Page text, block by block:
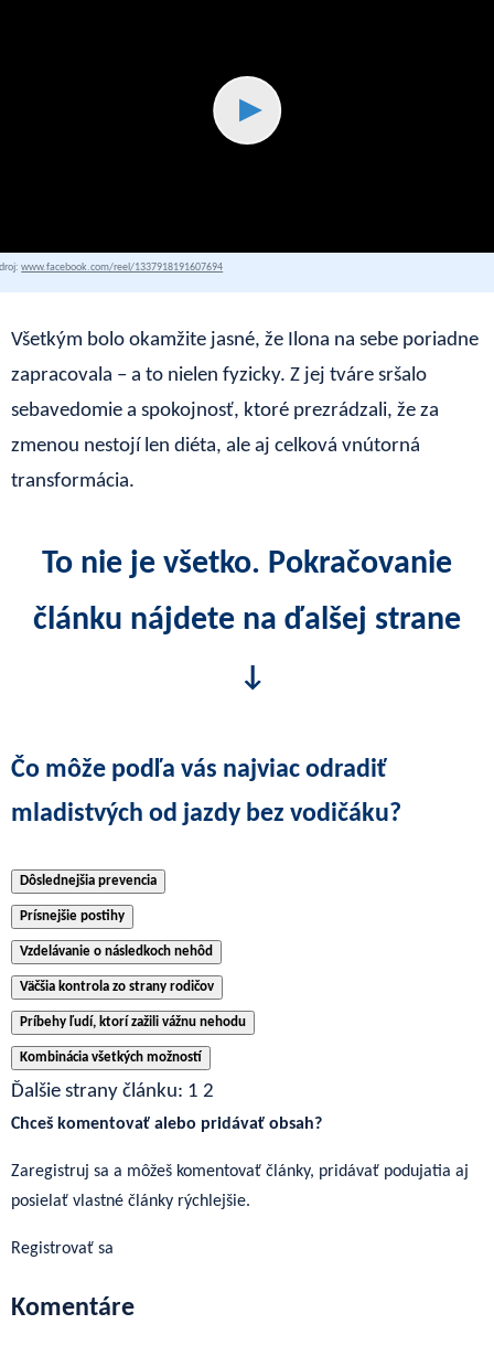
▶
www.facebook.com/reel/1337918191607694
Všetkým bolo okamžite jasné, že Ilona na sebe poriadne
zapracovala – a to nielen fyzicky. Z jej tváre sršalo
sebavedomie a spokojnosť, ktoré prezrádzali, že za
zmenou nestojí len diéta, ale aj celková vnútorná
transformácia.
To nie je všetko. Pokračovanie
článku nájdete na ďalšej strane
↓
Čo môže podľa vás najviac odradiť
mladistvých od jazdy bez vodičáku?
Dôslednejšia prevencia
Prísnejšie postihy
Vzdelávanie o následkoch nehôd
Väčšia kontrola zo strany rodičov
Príbehy ľudí, ktorí zažili vážnu nehodu
Kombinácia všetkých možností
Ďalšie strany článku: 1 2
Chceš komentovať alebo pridávať obsah?
Zaregistruj sa a môžeš komentovať články, pridávať podujatia aj
posielať vlastné články rýchlejšie.
Registrovať sa
Komentáre